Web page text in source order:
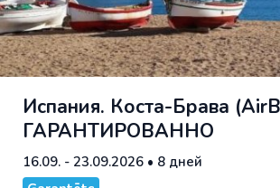
Испания. Коста-Брава
ГАРАНТИРОВАННО
16.09. - 23.09.2026 • 8 дней